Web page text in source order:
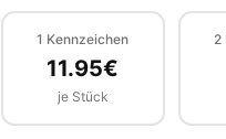
1 Kennzeichen
11.95€
je Stück
2